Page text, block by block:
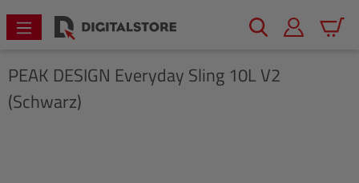
springen
PEAK DESIGN Everyday Sling 10L V2
(Schwarz)